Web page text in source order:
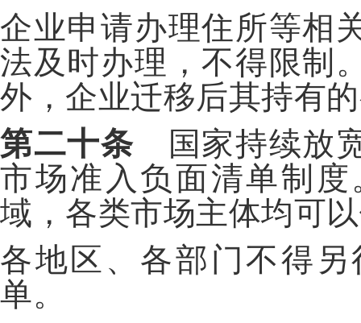
企业申请办理住所等相
法及时办理，不得限制
外，企业迁移后其持有
第二十条 国家持续放
市场准入负面清单制
域，各类市场主体均可
各地区、各部门不得
单。